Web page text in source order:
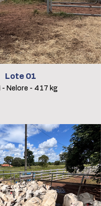
Lote 01
- Nelore - 417 kg